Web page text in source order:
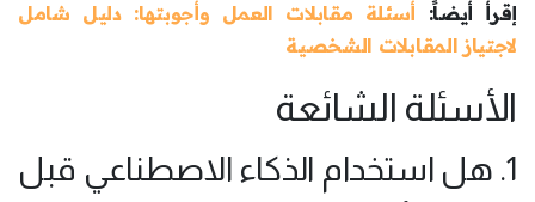
إقرأ أيضاً: أسئلة مقابلات العمل وأجوبتها: دليل شامل
لاجتياز المقابلات الشخصية
الأسئلة الشائعة
1. هل استخدام الذكاء الاصطناعي قبل